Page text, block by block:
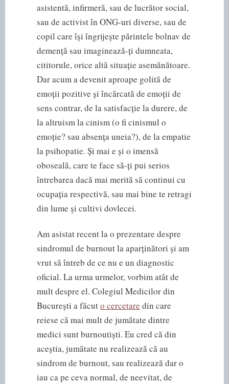
asistentă, infirmeră, sau de lucrător social,
sau de activist în ONG-uri diverse, sau de
copil care își îngrijește părintele bolnav de
demență sau imaginează-ți dumneata,
cititorule, orice altă situație asemănătoare.
Dar acum a devenit aproape golită de
emoții pozitive și încărcată de emoții de
sens contrar, de la satisfacție la durere, de
la altruism la cinism (o fi cinismul o
emoție? sau absența uneia?), de la empatie
la psihopatie. Și mai e și o imensă
oboseală, care te face să-ți pui serios
întrebarea dacă mai merită să continui cu
ocupația respectivă, sau mai bine te retragi
din lume și cultivi dovlecei.
Am asistat recent la o prezentare despre
sindromul de burnout la aparținători și am
vrut să întreb de ce nu e un diagnostic
oficial. La urma urmelor, vorbim atât de
mult despre el. Colegiul Medicilor din
București a făcuto cercetare din care
reiese că mai mult de jumătate dintre
medici sunt burnoutiști. Eu cred că din
aceștia, jumătate nu realizează că au
sindrom de burnout, sau realizează dar o
iau ca pe ceva normal, de neevitat, de